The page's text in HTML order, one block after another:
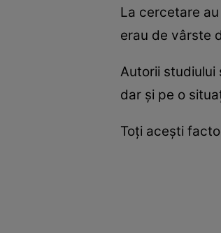
La cercetare
erau de vârste
Autorii studiului
dar şi pe o
Toţi aceşti